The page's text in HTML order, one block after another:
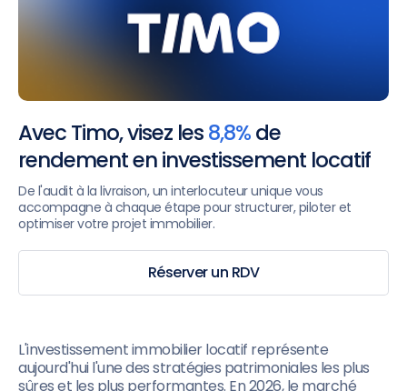
L'investissement immobilier locatif représente
aujourd'hui l'une des stratégies patrimoniales les plus
sûres et les plus performantes. En 2026, le marché
Avec Timo, visez les8,8%de
rendement en investissement locatif
De l'audit à la livraison, un interlocuteur unique vous
accompagne à chaque étape pour structurer, piloter et
optimiser votre projet immobilier.
Réserver un RDV